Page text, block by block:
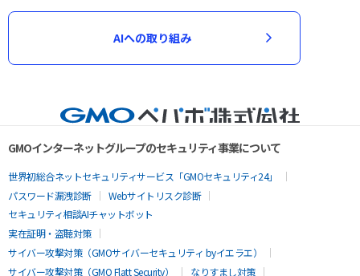
AIへの取り組み
GMOインターネットグループのセキュリティ事業について
世界初総合ネットセキュリティサービス「GMOセキュリティ24」
パスワード漏洩診断
Webサイトリスク診断
セキュリティ相談AIチャットボット
実在証明・盗聴対策
サイバー攻撃対策（GMOサイバーセキュリティ byイエラエ）
サイバー攻撃対策（GMO Flatt Security）
なりすまし対策